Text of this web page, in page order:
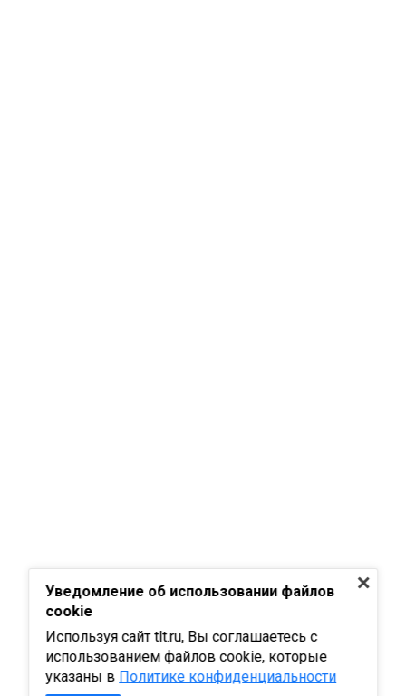
Уведомление об использовании файлов
cookie
Используя сайт tlt.ru, Вы соглашаетесь с
использованием файлов cookie, которые
указаны в Политике конфиденциальности